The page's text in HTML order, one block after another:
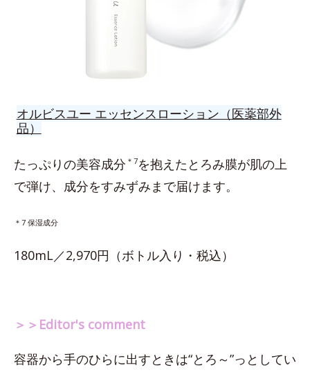
オルビスユー エッセンスローション（医薬部外
品）
たっぷりの美容成分 ＊7を抱えたとろみ膜が肌の上
で弾け、成分をすみずみまで届けます。
＊7 保湿成分
180mL／2,970円（ボトル入り・税込）
＞＞Editor's comment
容器から手のひらに出すときは“とろ～”っとしてい